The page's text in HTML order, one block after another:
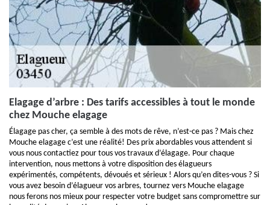
Elagage d’arbre : Des tarifs accessibles à tout le monde
chez Mouche elagage
Élagage pas cher, ça semble à des mots de rêve, n’est-ce pas ? Mais chez
Mouche elagage c’est une réalité! Des prix abordables vous attendent si
vous nous contactiez pour tous vos travaux d’élagage. Pour chaque
intervention, nous mettons à votre disposition des élagueurs
expérimentés, compétents, dévoués et sérieux ! Alors qu’en dites-vous ? Si
vous avez besoin d’élagueur vos arbres, tournez vers Mouche elagage
nous ferons nos mieux pour respecter votre budget sans compromettre sur